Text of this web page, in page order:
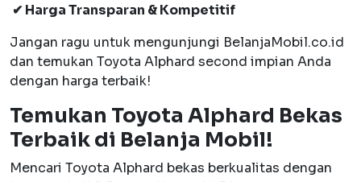
✔ Harga Transparan & Kompetitif
Jangan ragu untuk mengunjungi BelanjaMobil.co.id
dan temukan Toyota Alphard second impian Anda
dengan harga terbaik!
Temukan Toyota Alphard Bekas
Terbaik di Belanja Mobil!
Mencari Toyota Alphard bekas berkualitas dengan